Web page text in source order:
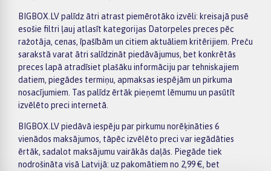
BIGBOX.LV palīdz ātri atrast piemērotāko izvēli: kreisajā pusē
esošie filtri ļauj atlasīt kategorijas Datorpeles preces pēc
ražotāja, cenas, īpašībām un citiem aktuāliem kritērijiem. Preču
sarakstā varat ātri salīdzināt piedāvājumus, bet konkrētās
preces lapā atradīsiet plašāku informāciju par tehniskajiem
datiem, piegādes termiņu, apmaksas iespējām un pirkuma
nosacījumiem. Tas palīdz ērtāk pieņemt lēmumu un pasūtīt
izvēlēto preci internetā.
BIGBOX.LV piedāvā iespēju par pirkumu norēķināties 6
vienādos maksājumos, tāpēc izvēlēto preci var iegādāties
ērtāk, sadalot maksājumu vairākās daļās. Piegāde tiek
nodrošināta visā Latvijā: uz pakomātiem no 2,99 €, bet